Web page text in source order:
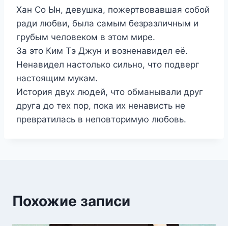
Хан Со Ын, девушка, пожертвовавшая собой
ради любви, была самым безразличным и
грубым человеком в этом мире.
За это Ким Тэ Джун и возненавидел её.
Ненавидел настолько сильно, что подверг
настоящим мукам.
История двух людей, что обманывали друг
друга до тех пор, пока их ненависть не
превратилась в неповторимую любовь.
Похожие записи